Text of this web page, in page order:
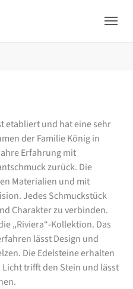
etabliert und hat eine sehr
der Familie König in
Erfahrung mit
zurück. Die
Materialien und mit
Jedes Schmuckstück
Charakter zu verbinden.
„Riviera“-Kollektion. Das
lässt Design und
Die Edelsteine erhalten
Licht trifft den Stein und lässt